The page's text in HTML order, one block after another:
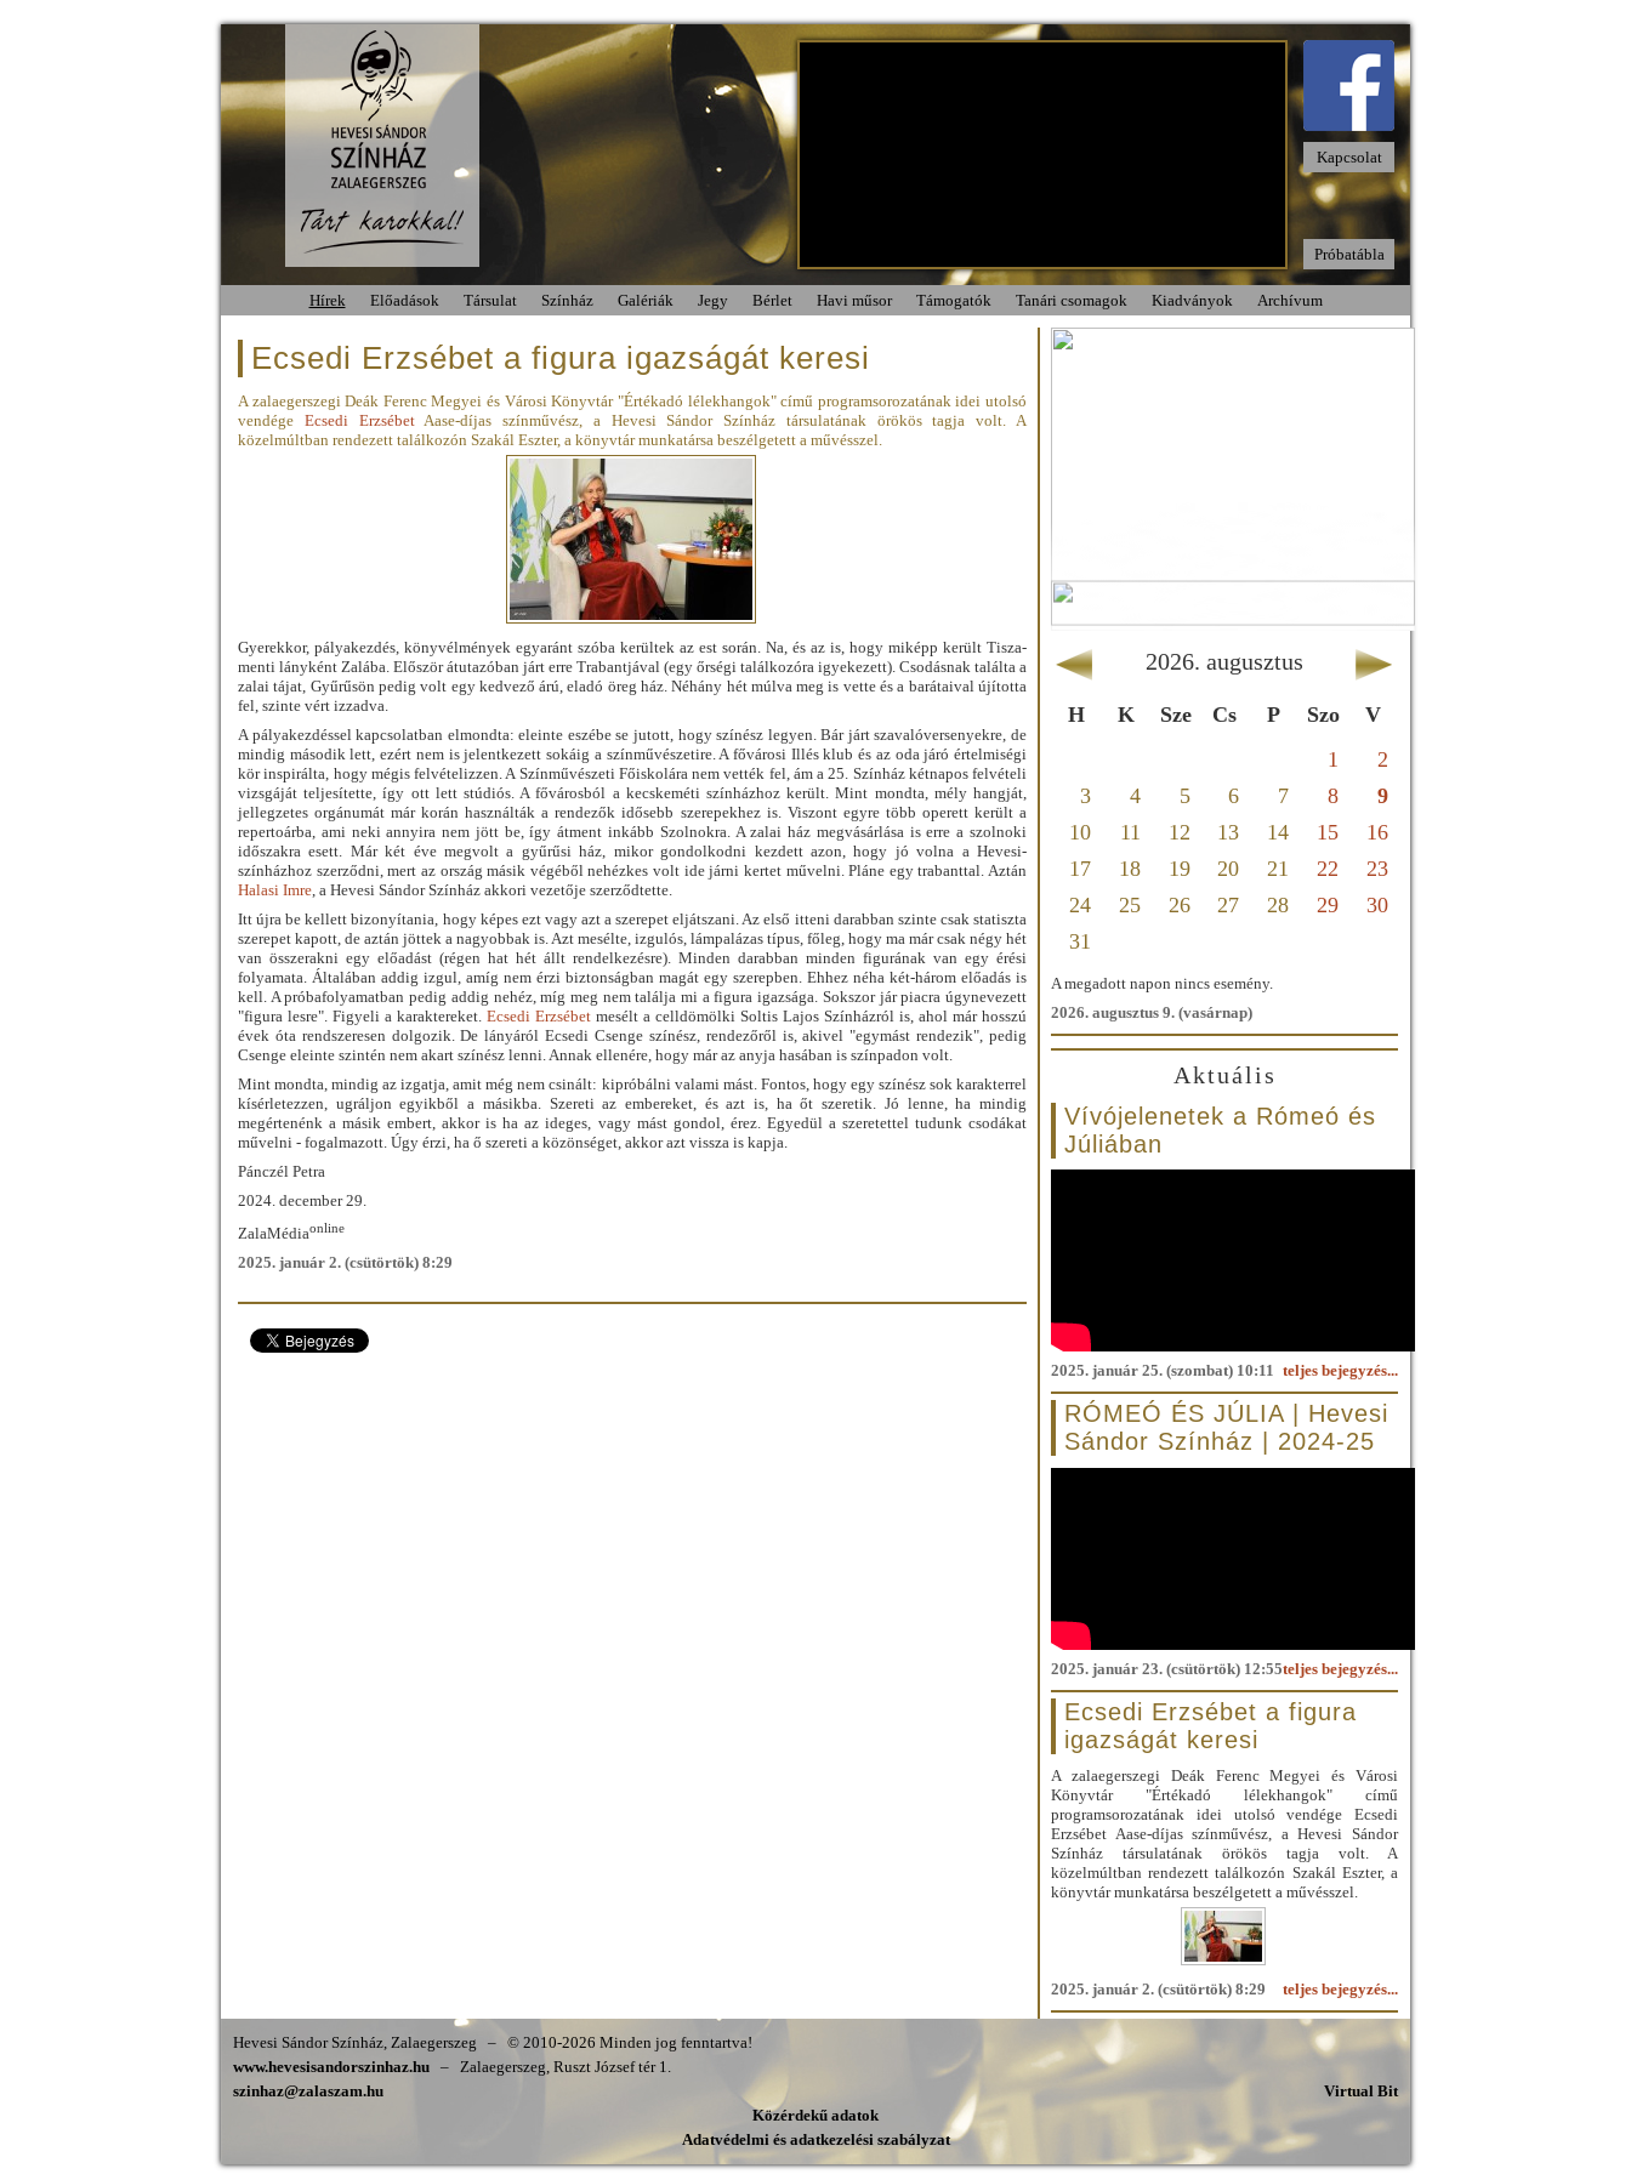
Hírek Előadások Társulat Színház Galériák Jegy Bérlet Havi műsor Támogatók Tanári csomagok Kiadványok Archívum
Kapcsolat
Próbatábla
Ecsedi Erzsébet a figura igazságát keresi
A zalaegerszegi Deák Ferenc Megyei és Városi Könyvtár "Értékadó lélekhangok" című programsorozatának idei utolsó
vendége Ecsedi ErzsébetAase-díjas színművész, a Hevesi Sándor Színház társulatának örökös tagja volt. A
közelmúltban rendezett találkozón Szakál Eszter, a könyvtár munkatársa beszélgetett a művésszel.
Gyerekkor, pályakezdés, könyvélmények egyaránt szóba kerültek az est során. Na, és az is, hogy miképp került Tisza-
menti lányként Zalába. Először átutazóban járt erre Trabantjával (egy őrségi találkozóra igyekezett). Csodásnak találta a
zalai tájat, Gyűrűsön pedig volt egy kedvező árú, eladó öreg ház. Néhány hét múlva meg is vette és a barátaival újította
fel, szinte vért izzadva.
A pályakezdéssel kapcsolatban elmondta: eleinte eszébe se jutott, hogy színész legyen. Bár járt szavalóversenyekre, de
mindig második lett, ezért nem is jelentkezett sokáig a színművészetire. A fővárosi Illés klub és az oda járó értelmiségi
kör inspirálta, hogy mégis felvételizzen. A Színművészeti Főiskolára nem vették fel, ám a 25. Színház kétnapos felvételi
vizsgáját teljesítette, így ott lett stúdiós. A fővárosból a kecskeméti színházhoz került. Mint mondta, mély hangját,
jellegzetes orgánumát már korán használták a rendezők idősebb szerepekhez is. Viszont egyre több operett került a
repertoárba, ami neki annyira nem jött be, így átment inkább Szolnokra. A zalai ház megvásárlása is erre a szolnoki
időszakra esett. Már két éve megvolt a gyűrűsi ház, mikor gondolkodni kezdett azon, hogy jó volna a Hevesi-
színházhoz szerződni, mert az ország másik végéből nehézkes volt ide járni kertet művelni. Pláne egy trabanttal. Aztán
Halasi Imre , a Hevesi Sándor Színház akkori vezetője szerződtette.
Itt újra be kellett bizonyítania, hogy képes ezt vagy azt a szerepet eljátszani. Az első itteni darabban szinte csak statiszta
szerepet kapott, de aztán jöttek a nagyobbak is. Azt mesélte, izgulós, lámpalázas típus, főleg, hogy ma már csak négy hét
van összerakni egy előadást (régen hat hét állt rendelkezésre). Minden darabban minden figurának van egy érési
folyamata. Általában addig izgul, amíg nem érzi biztonságban magát egy szerepben. Ehhez néha két-három előadás is
kell. A próbafolyamatban pedig addig nehéz, míg meg nem találja mi a figura igazsága. Sokszor jár piacra úgynevezett
"figura lesre". Figyeli a karaktereket. Ecsedi Erzsébet mesélt a celldömölki Soltis Lajos Színházról is, ahol már hosszú
évek óta rendszeresen dolgozik. De lányáról Ecsedi Csenge színész, rendezőről is, akivel "egymást rendezik", pedig
Csenge eleinte szintén nem akart színész lenni. Annak ellenére, hogy már az anyja hasában is színpadon volt.
Mint mondta, mindig az izgatja, amit még nem csinált: kipróbálni valami mást. Fontos, hogy egy színész sok karakterrel
kísérletezzen, ugráljon egyikből a másikba. Szereti az embereket, és azt is, ha őt szeretik. Jó lenne, ha mindig
megértenénk a másik embert, akkor is ha az ideges, vagy mást gondol, érez. Egyedül a szeretettel tudunk csodákat
művelni - fogalmazott. Úgy érzi, ha ő szereti a közönséget, akkor azt vissza is kapja.
Pánczél Petra
2024. december 29.
ZalaMédiaonline
2025. január 2. (csütörtök) 8:29
2026. augusztus
H K Sze Cs P Szo
V
1
2
3
4 5 6 7 8
9
10
11 12 13 14 15
16
17
18 19 20 21 22
23
24
25 26 27 28 29
30
31
A megadott napon nincs esemény.
2026. augusztus 9. (vasárnap)
Aktuális
Vívójelenetek a Rómeó és
Júliában
teljes bejegyzés...
2025. január 25. (szombat) 10:11
RÓMEÓ ÉS JÚLIA | Hevesi
Sándor Színház | 2024-25
teljes bejegyzés...
2025. január 23. (csütörtök) 12:55
Ecsedi Erzsébet a figura
igazságát keresi
A zalaegerszegi Deák Ferenc Megyei és Városi
Könyvtár "Értékadó lélekhangok" című
programsorozatának idei utolsó vendége Ecsedi
Erzsébet Aase-díjas színművész, a Hevesi Sándor
Színház társulatának örökös tagja volt. A
közelmúltban rendezett találkozón Szakál Eszter, a
könyvtár munkatársa beszélgetett a művésszel.
teljes bejegyzés...
2025. január 2. (csütörtök) 8:29
Virtual Bit
Hevesi Sándor Színház, Zalaegerszeg – © 2010-2026 Minden jog fenntartva!
www.hevesisandorszinhaz.hu –
Zalaegerszeg, Ruszt József tér 1.
szinhaz@zalaszam.hu
Közérdekű adatok
Adatvédelmi és adatkezelési szabályzat